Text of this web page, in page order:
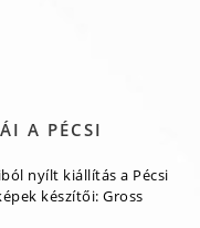
A PÉCSI
nyílt kiállítás a Pécsi
készítői: Gross